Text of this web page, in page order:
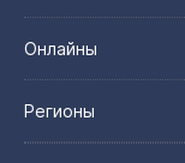
Онлайны
Регионы